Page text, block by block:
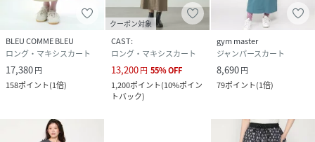
BLEU COMME BLEU
ロング・マキシスカート
17,380円
158ポイント(1倍)
クーポン対象
CAST:
ロング・マキシスカート
13,200円 55%OFF
1,200ポイント(10%ポイン
トバック)
gym master
ジャンパースカート
8,690円
79ポイント(1倍)